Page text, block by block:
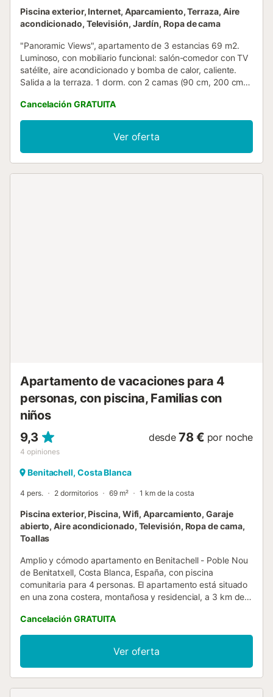
Piscina exterior, Internet, Aparcamiento, Terraza, Aire
acondicionado, Televisión, Jardín, Ropa de cama
"Panoramic Views", apartamento de 3 estancias 69 m2.
Luminoso, con mobiliario funcional: salón-comedor con TV
satélite, aire acondicionado y bomba de calor, caliente.
Salida a la terraza. 1 dorm. con 2 camas (90 cm, 200 cm
caliente. 1 dorm. con 1 cama de matrimonio (160 cm, 200
cm de longitud). Cocina abierta (horno, 4 placas de
vitrocerámica, tostadora, hervidor de agua eléctrico,
microondas, congelador, cafetera eléctrica). Ducha/WC.
Terraza grande parcialmente cubierta. Muebles de terraza.
Cancelación GRATUITA
Ver oferta
Apartamento de vacaciones para 4
personas, con piscina, Familias con
niños
9,3
4 opiniones
desde 78 € por noche
Benitachell, Costa Blanca
4 pers. 2 dormitorios 69 m² 1 km de la costa
Piscina exterior, Piscina, Wifi, Aparcamiento, Garaje
abierto, Aire acondicionado, Televisión, Ropa de cama,
Toallas
Amplio y cómodo apartamento en Benitachell - Poble Nou
de Benitatxell, Costa Blanca, España, con piscina
comunitaria para 4 personas. El apartamento está situado
en una zona costera, montañosa y residencial, a 3 km de
dormitorios y 1 baño. La proximidad a la playa y a
actividades deportivas hace que sea un apartamento
perfecto para pasar sus vacaciones en España con familia
o amigos. Interior del apartamento - salón/comedor con
aire acondicionado y televisión - 2 dormitorios y 1 baño -
Cancelación GRATUITA
Ver oferta